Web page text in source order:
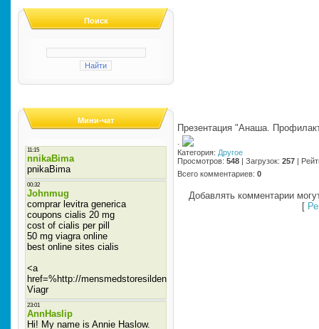
Поиск
Мини-чат
Презентация "Анаша.
·
Категория: Другое
Просмотров: 548 | Загрузок: 257 |
Всего комментариев: 0
Добавлять комментарии
[